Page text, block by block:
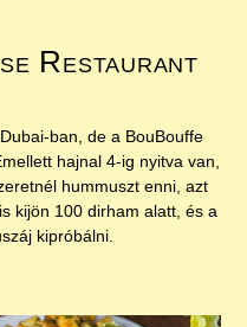
Restaurant
ban, de a BouBouffe
hajnal 4-ig nyitva van,
hummuszt enni, azt
kijön 100 dirham alatt, és a
kipróbálni.